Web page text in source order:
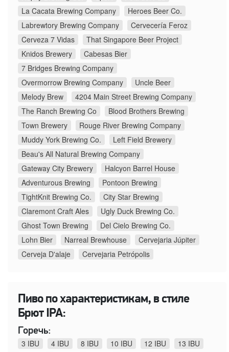
La Cacata Brewing Company
Heroes Beer Co.
Labrewtory Brewing Company
Cervecería Feroz
Cerveza 7 Vidas
That Singapore Beer Project
Knidos Brewery
Cabesas Bier
7 Bridges Brewing Company
Overmorrow Brewing Company
Uncle Beer
Melody Brew
4204 Main Street Brewing Company
The Ranch Brewing Co
Blood Brothers Brewing
Town Brewery
Rouge River Brewing Company
Muddy York Brewing Co.
Left Field Brewery
Beau's All Natural Brewing Company
Gateway City Brewery
Halcyon Barrel House
Adventurous Brewing
Pontoon Brewing
TightKnit Brewing Co.
City Star Brewing
Claremont Craft Ales
Ugly Duck Brewing Co.
Ghost Town Brewing
Del Cielo Brewing Co.
Lohn Bier
Narreal Brewhouse
Cervejaria Júpiter
Cerveja D'alaje
Cervejaria Petrópolis
Пиво по характеристикам, в стиле
Брют IPA:
Горечь:
3 IBU
4 IBU 8 IBU 10 IBU 12 IBU
13 IBU